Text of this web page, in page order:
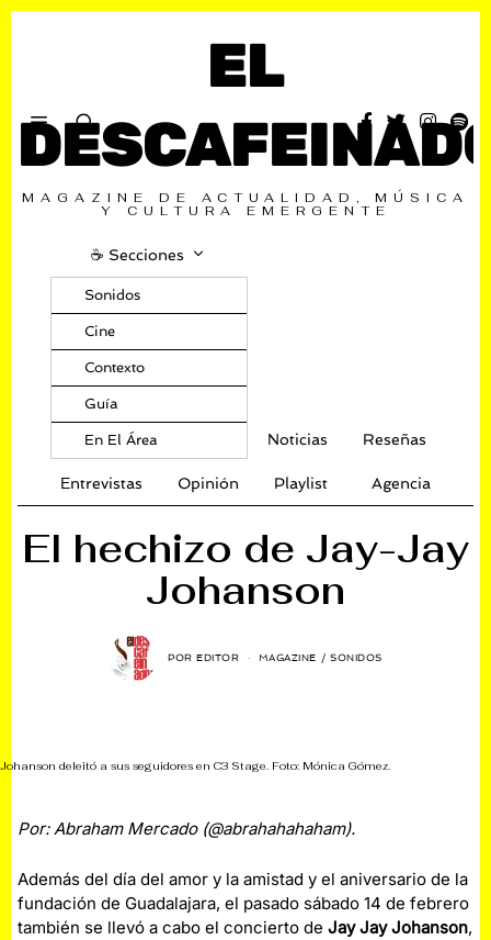
EL
MAGAZINE DE ACTUALIDAD, MÚSICA
Y CULTURA EMERGENTE
☕️ Secciones
Sonidos
Cine
Contexto
Guía
En El Área Noticias Reseñas
Entrevistas Opinión Playlist Agencia
El hechizo de Jay-Jay
Johanson
POREDITOR MAGAZINE / SONIDOS
deleitó a sus seguidores en C3 Stage. Foto: Mónica Gómez.
Por: Abraham Mercado (@abrahahahaham).
Además del día del amor y la amistad y el aniversario de la
fundación de Guadalajara, el pasado sábado 14 de febrero
también se llevó a cabo el concierto deJay Jay Johanson,